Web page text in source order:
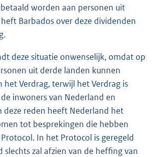
worden aan personen uit
Barbados over deze dividenden
deze situatie onwenselijk, omdat op
uit derde landen kunnen
het Verdrag, terwijl het Verdrag is
inwoners van Nederland en
deze reden heeft Nederland het
tot besprekingen die hebben
In het Protocol is geregeld
slechts zal afzien van de heffing van